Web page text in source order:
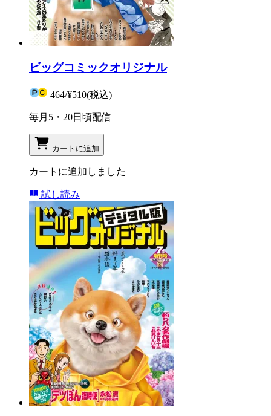
ビッグコミックオリジナル
464/¥510(税込)
毎月5・20日頃配信
カートに追加
カートに追加しました
試し読み